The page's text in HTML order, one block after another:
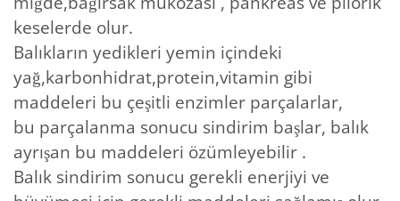
keselerde olur.
Balıkların yedikleri yemin içindeki
yağ,karbonhidrat,protein,vitamin gibi
maddeleri bu çeşitli enzimler parçalarlar,
bu parçalanma sonucu sindirim başlar, balık
ayrışan bu maddeleri özümleyebilir .
Balık sindirim sonucu gerekli enerjiyi ve